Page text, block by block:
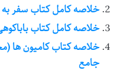
خلاصه کامل کتاب سفر به
خلاصه کامل کتاب
خلاصه کتاب کامیون ها
جامع